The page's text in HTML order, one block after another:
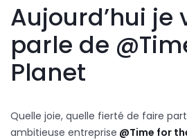
Aujourd’hui je
parle de
Planet
Quelle joie, quelle fierté de faire
ambitieuse entreprise @Time for